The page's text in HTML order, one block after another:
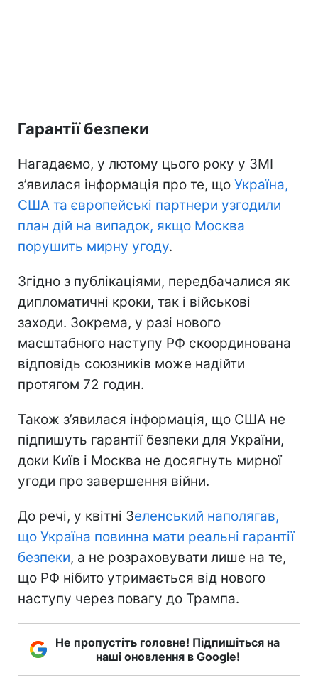
Гарантії безпеки
Нагадаємо, у лютому цього року у ЗМІ
з’явилася інформація про те, що Україна,
США та європейські партнери узгодили
план дій на випадок, якщо Москва
порушить мирну угоду.
Згідно з публікаціями, передбачалися як
дипломатичні кроки, так і військові
заходи. Зокрема, у разі нового
масштабного наступу РФ скоординована
відповідь союзників може надійти
протягом 72 годин.
Також з’явилася інформація, що США не
підпишуть гарантії безпеки для України,
доки Київ і Москва не досягнуть мирної
угоди про завершення війни.
До речі, у квітні Зеленський наполягав,
що Україна повинна мати реальні гарантії
безпеки, а не розраховувати лише на те,
що РФ нібито утримається від нового
наступу через повагу до Трампа.
Не пропустіть головне! Підпишіться на
наші оновлення в Google!